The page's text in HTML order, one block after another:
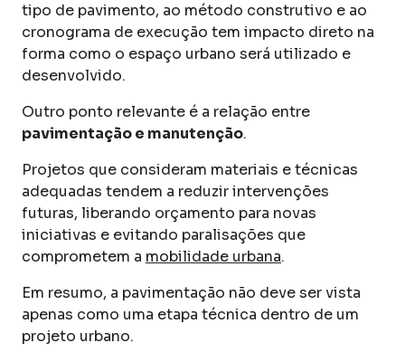
tipo de pavimento, ao método construtivo e ao
cronograma de execução tem impacto direto na
forma como o espaço urbano será utilizado e
desenvolvido.
Outro ponto relevante é a relação entre
pavimentação e manutenção.
Projetos que consideram materiais e técnicas
adequadas tendem a reduzir intervenções
futuras, liberando orçamento para novas
iniciativas e evitando paralisações que
comprometem a mobilidade urbana.
Em resumo, a pavimentação não deve ser vista
apenas como uma etapa técnica dentro de um
projeto urbano.